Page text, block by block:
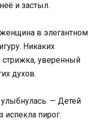
и застыл.
в элегантном
Никаких
стрижка, уверенный
духов.
— Детей
испекла пирог.